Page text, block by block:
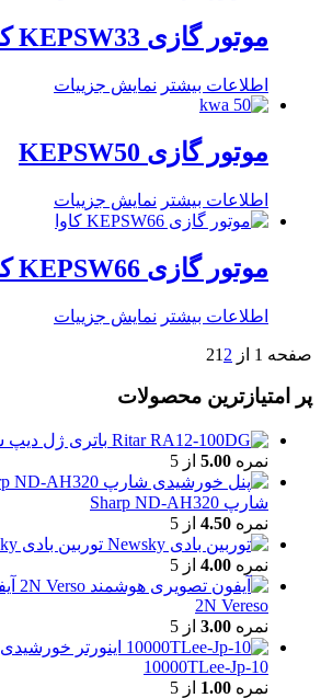
موتور گازی KEPSW33 کاوا
اطلاعات بیشتر نمایش جزییات
موتور گازی KEPSW50
اطلاعات بیشتر نمایش جزییات
موتور گازی KEPSW66 کاوا
اطلاعات بیشتر نمایش جزییات
صفحه 1 از 2 1 2
پر امتیازترین محصولات
باتری ژل دیپ
نمره 5.00 از 5
شارپ Sharp ND-AH320
نمره 4.50 از 5
توربین بادی Newsky
نمره 4.00 از 5
2N Vereso
نمره 3.00 از 5
10000TLee-Jp-10
نمره 1.00 از 5